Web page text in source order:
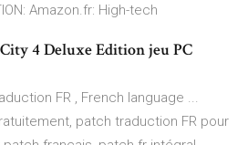
Amazon.fr: High-tech
4 Deluxe Edition jeu PC
FR , French language ...
patch traduction FR pour